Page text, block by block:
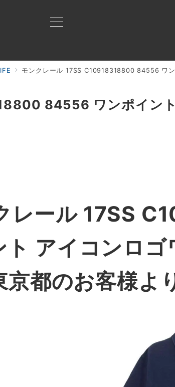
モンクレール 17SS C10918318800 84556 ワ
84556 ワンポイン
レール 17SS
アイコンロゴ
京都のお客様よ